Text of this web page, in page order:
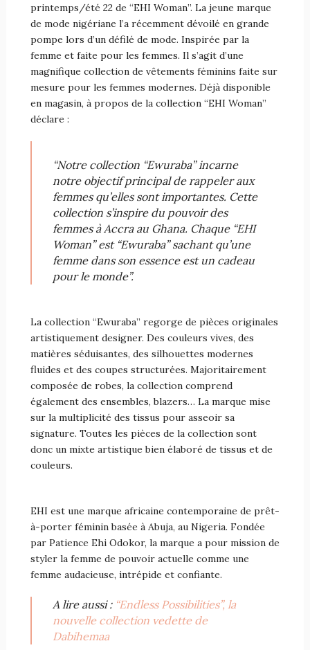
printemps/été 22 de “EHI Woman”. La jeune marque
de mode nigériane l’a récemment dévoilé en grande
pompe lors d’un défilé de mode. Inspirée par la
femme et faite pour les femmes. Il s’agit d’une
magnifique collection de vêtements féminins faite sur
mesure pour les femmes modernes. Déjà disponible
en magasin, à propos de la collection “EHI Woman”
déclare :
“Notre collection “Ewuraba” incarne
notre objectif principal de rappeler aux
femmes qu’elles sont importantes. Cette
collection s’inspire du pouvoir des
femmes à Accra au Ghana. Chaque “EHI
Woman” est “Ewuraba” sachant qu’une
femme dans son essence est un cadeau
pour le monde”.
La collection “Ewuraba” regorge de pièces originales
artistiquement designer. Des couleurs vives, des
matières séduisantes, des silhouettes modernes
fluides et des coupes structurées. Majoritairement
composée de robes, la collection comprend
également des ensembles, blazers… La marque mise
sur la multiplicité des tissus pour asseoir sa
signature. Toutes les pièces de la collection sont
donc un mixte artistique bien élaboré de tissus et de
couleurs.
EHI est une marque africaine contemporaine de prêt-
à-porter féminin basée à Abuja, au Nigeria. Fondée
par Patience Ehi Odokor, la marque a pour mission de
styler la femme de pouvoir actuelle comme une
femme audacieuse, intrépide et confiante.
A lire aussi :“Endless Possibilities”, la
nouvelle collection vedette de
Dabihemaa